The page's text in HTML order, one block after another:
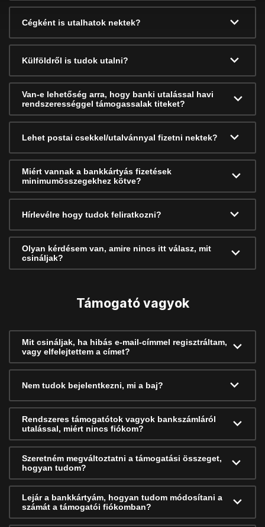
Cégként is utalhatok nektek?
Külföldről is tudok utalni?
Van-e lehetőség arra, hogy banki utalással havi
rendszerességgel támogassalak titeket?
Lehet postai csekkel/utalvánnyal fizetni nektek?
Miért vannak a bankkártyás fizetések
minimumösszegekhez kötve?
Hírlevélre hogy tudok feliratkozni?
Olyan kérdésem van, amire nincs itt válasz, mit
csináljak?
Támogató vagyok
Mit csináljak, ha hibás e-mail-címmel regisztráltam,
vagy elfelejtettem a címet?
Nem tudok bejelentkezni, mi a baj?
Rendszeres támogatótok vagyok bankszámláról
utalással, miért nincs fiókom?
Szeretném megváltoztatni a támogatási összeget,
hogyan tudom?
Lejár a bankkártyám, hogyan tudom módosítani a
számát a támogatói fiókomban?